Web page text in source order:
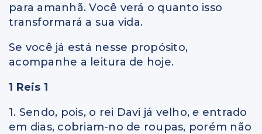
para amanhã. Você verá o quanto isso
transformará a sua vida.
Se você já está nesse propósito,
acompanhe a leitura de hoje.
1 Reis 1
1. Sendo, pois, o rei Davi já velho,e entrado
em dias, cobriam-no de roupas, porém não